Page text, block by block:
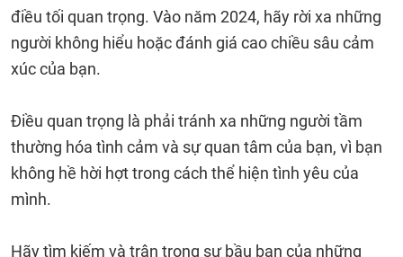
điều tối quan trọng. Vào năm 2024, hãy rời xa những
người không hiểu hoặc đánh giá cao chiều sâu cảm
xúc của bạn.
Điều quan trọng là phải tránh xa những người tầm
thường hóa tình cảm và sự quan tâm của bạn, vì bạn
không hề hời hợt trong cách thể hiện tình yêu của
mình.
Hãy tìm kiếm và trân trọng sự bầu bạn của những